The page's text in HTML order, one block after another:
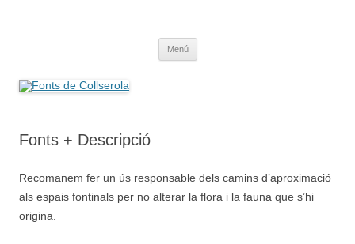
Menú
Fonts + Descripció
Recomanem fer un ús responsable dels camins d’aproximació
als espais fontinals per no alterar la flora i la fauna que s’hi
origina.